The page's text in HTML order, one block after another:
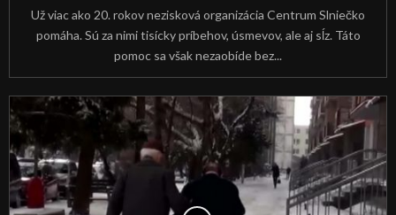
Už viac ako 20. rokov nezisková organizácia Centrum Slniečko
pomáha. Sú za nimi tisícky príbehov, úsmevov, ale aj sĺz. Táto
pomoc sa však nezaobíde bez...